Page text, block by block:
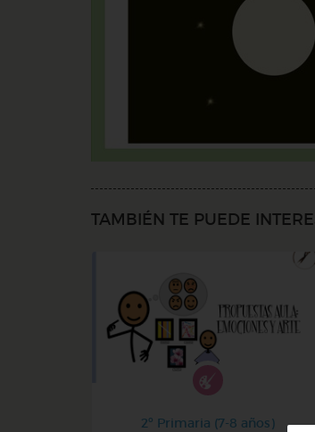
TAMBIÉN TE PUEDE
2º Primaria (7-8 años)